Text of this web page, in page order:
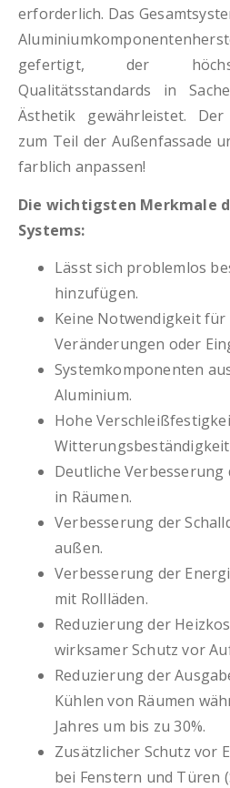
erforderlich. Das
gefertigt, der
Qualitätsstandards in
Ästhetik gewährleistet.
zum Teil der Außenfassade
farblich anpassen!
Die wichtigsten Merkmale
Systems:
Lässt sich problemlos
hinzufügen.
Keine Notwendigkeit für
Veränderungen oder
Systemkomponenten
Aluminium.
Hohe
Deutliche
in Räumen.
Verbesserung der
außen.
Verbesserung der
mit Rollläden.
Reduzierung der
wirksamer Schutz vor
Reduzierung der
Kühlen von Räumen
Jahres um bis zu 30%.
Zusätzlicher Schutz vor
bei Fenstern und Türen